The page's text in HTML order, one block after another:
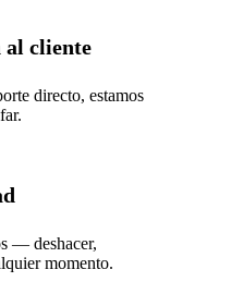
al cliente
directo, estamos
— deshacer,
momento.